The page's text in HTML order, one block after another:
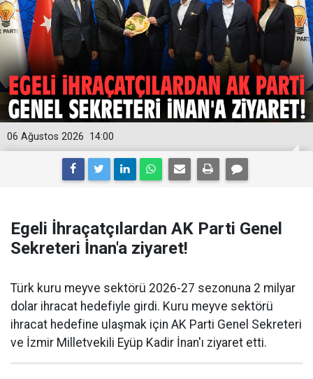
14:00
06 Ağustos 2026
Egeli İhraçatçılardan AK Parti Genel
Sekreteri İnan'a ziyaret!
Türk kuru meyve sektörü 2026-27 sezonuna 2 milyar
dolar ihracat hedefiyle girdi. Kuru meyve sektörü
ihracat hedefine ulaşmak için AK Parti Genel Sekreteri
ve İzmir Milletvekili Eyüp Kadir İnan'ı ziyaret etti.